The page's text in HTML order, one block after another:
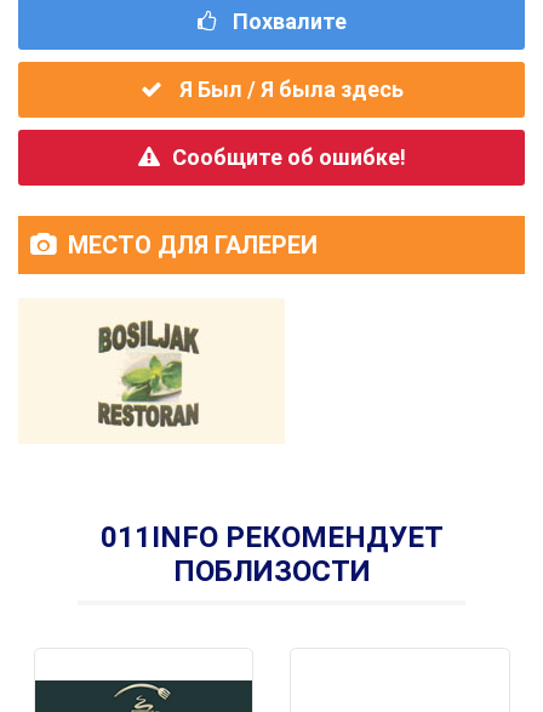
Похвалите
Я Был / Я была здесь
Сообщите об ошибке!
МЕСТО ДЛЯ ГАЛЕРЕИ
011INFO РЕКОМЕНДУЕТ
ПОБЛИЗОСТИ